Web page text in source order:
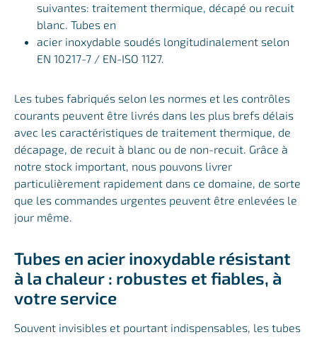
suivantes: traitement thermique, décapé ou recuit
blanc. Tubes en
acier inoxydable soudés longitudinalement selon
EN 10217-7 / EN-ISO 1127.
Les tubes fabriqués selon les normes et les contrôles
courants peuvent être livrés dans les plus brefs délais
avec les caractéristiques de traitement thermique, de
décapage, de recuit à blanc ou de non-recuit. Grâce à
notre stock important, nous pouvons livrer
particulièrement rapidement dans ce domaine, de sorte
que les commandes urgentes peuvent être enlevées le
jour même.
Tubes en acier inoxydable résistant
à la chaleur : robustes et fiables, à
votre service
Souvent invisibles et pourtant indispensables, les tubes